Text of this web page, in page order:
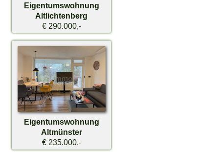
Eigentumswohnung
Altlichtenberg
€ 290.000,-
Eigentumswohnung
Altmünster
€ 235.000,-